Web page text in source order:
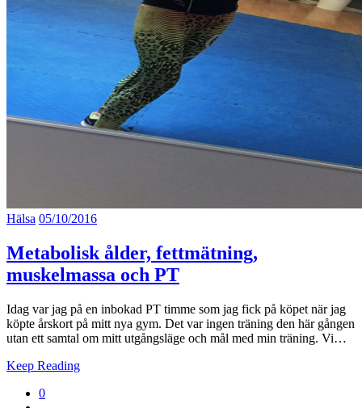
Hälsa 05/10/2016
Metabolisk ålder, fettmätning,
muskelmassa och PT
Idag var jag på en inbokad PT timme som jag fick på köpet när jag
köpte årskort på mitt nya gym. Det var ingen träning den här gången
utan ett samtal om mitt utgångsläge och mål med min träning. Vi…
Keep Reading
0